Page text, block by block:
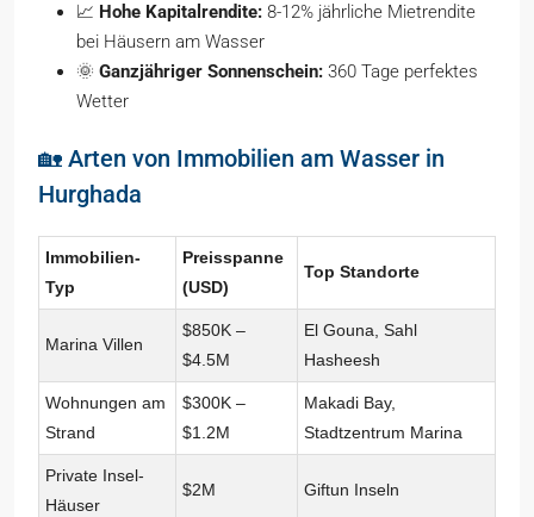
📈 Hohe Kapitalrendite: 8-12% jährliche Mietrendite
bei Häusern am Wasser
🌞 Ganzjähriger Sonnenschein: 360 Tage perfektes
Wetter
🏡 Arten von Immobilien am Wasser in
Hurghada
Immobilien-
Typ
Preisspanne
(USD)
Top Standorte
Marina Villen
$850K –
$4.5M
El Gouna, Sahl
Hasheesh
Wohnungen am
Strand
$300K –
$1.2M
Makadi Bay,
Stadtzentrum Marina
Private Insel-
Häuser
$2M Giftun Inseln